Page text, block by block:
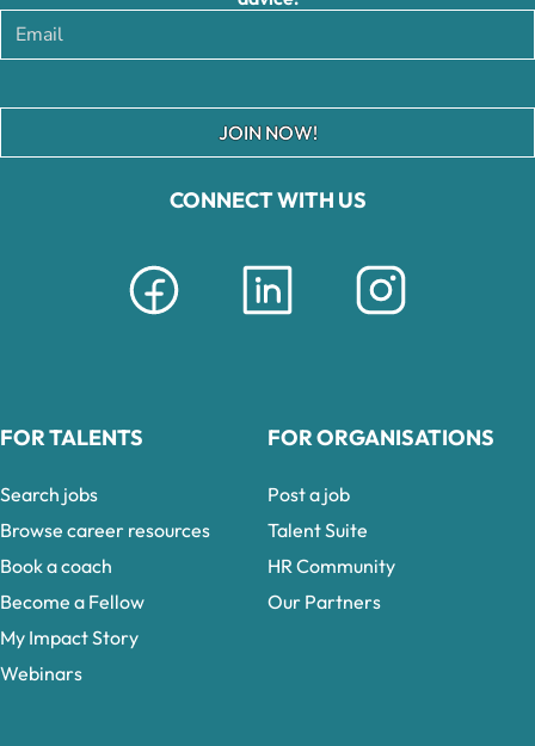
CONNECT WITH US
JOIN NOW!
FOR TALENTS
Search jobs
Browse career resources
Book a coach
Become a Fellow
My Impact Story
Webinars
FOR ORGANISATIONS
Post a job
Talent Suite
HR Community
Our Partners